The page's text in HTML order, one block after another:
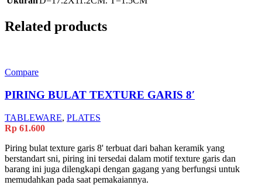
Related products
Compare
PIRING BULAT TEXTURE GARIS 8′
TABLEWARE, PLATES
Rp 61.600
Piring bulat texture garis 8' terbuat dari bahan keramik yang
berstandart sni, piring ini tersedai dalam motif texture garis dan
barang ini juga dilengkapi dengan gagang yang berfungsi untuk
memudahkan pada saat pemakaiannya.